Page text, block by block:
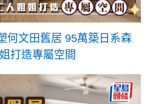
何文田舊居 95萬築日系森
打造專屬空間